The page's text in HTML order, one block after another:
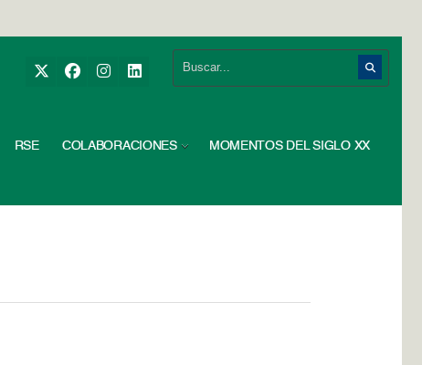
RSE COLABORACIONES MOMENTOS DEL SIGLO XX